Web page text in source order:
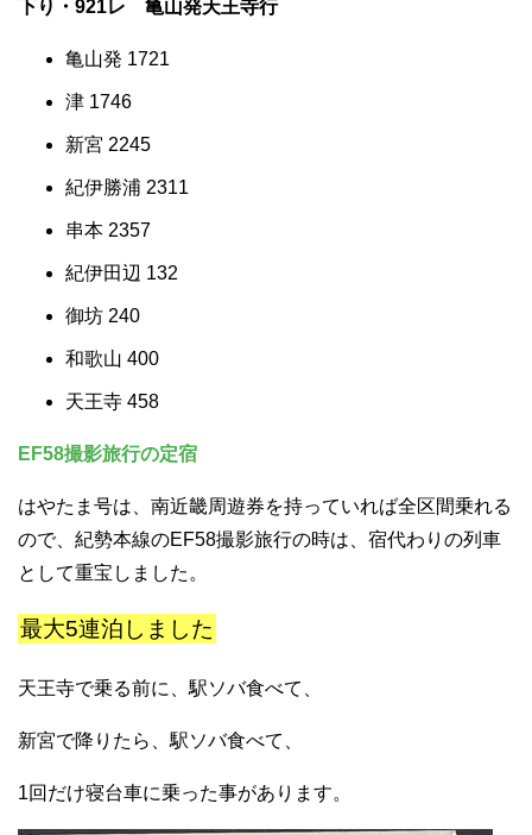
下り・921レ 亀山発天王寺行
亀山発 1721
津 1746
新宮 2245
紀伊勝浦 2311
串本 2357
紀伊田辺 132
御坊 240
和歌山 400
天王寺 458
EF58撮影旅行の定宿
はやたま号は、南近畿周遊券を持っていれば全区間乗れる
ので、紀勢本線のEF58撮影旅行の時は、宿代わりの列車
として重宝しました。
最大5連泊しました
天王寺で乗る前に、駅ソバ食べて、
新宮で降りたら、駅ソバ食べて、
1回だけ寝台車に乗った事があります。